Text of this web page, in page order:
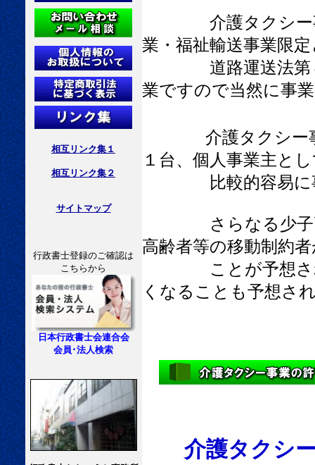
相互リンク集１
相互リンク集２
サイトマップ
行政書士登録のご確認は
こちらから
日本行政書士会連合会
会員･法人検索
介護タクシー事業
業・福祉輸送事業限
道路運送法第４条
業ですので当然に事
介護タクシー
１台、個人事業主と
比較的容易に事
さらなる少子高齢
高齢者等の移動制約
ことが予想され
くなることも予想さ
介護タクシ